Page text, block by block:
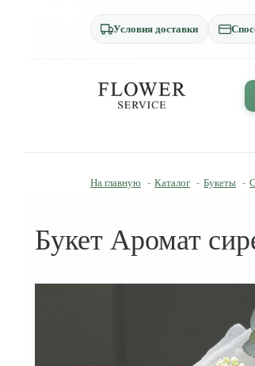
Условия доставки
На главную - Каталог - Букеты -
Букет Аромат